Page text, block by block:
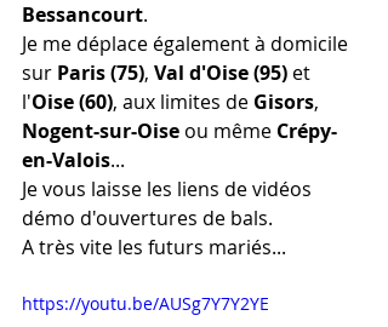
Bessancourt.
Je me déplace également à domicile
sur Paris (75), Val d'Oise (95) et
l'Oise (60), aux limites de Gisors,
Nogent-sur-Oise ou même Crépy-
en-Valois...
Je vous laisse les liens de vidéos
démo d'ouvertures de bals.
A très vite les futurs mariés...
https://youtu.be/AUSg7Y7Y2YE